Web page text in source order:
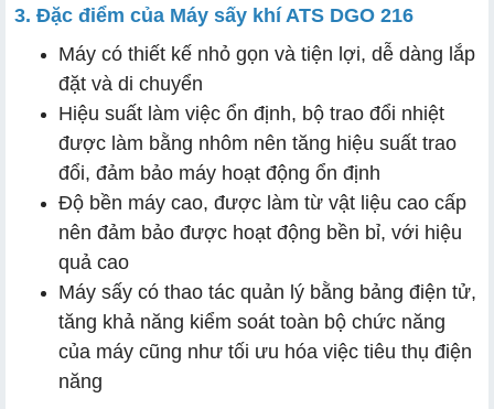
3. Đặc điểm của Máy sấy khí ATS DGO 216
Máy có thiết kế nhỏ gọn và tiện lợi, dễ dàng lắp
đặt và di chuyển
Hiệu suất làm việc ổn định, bộ trao đổi nhiệt
được làm bằng nhôm nên tăng hiệu suất trao
đổi, đảm bảo máy hoạt động ổn định
Độ bền máy cao, được làm từ vật liệu cao cấp
nên đảm bảo được hoạt động bền bỉ, với hiệu
quả cao
Máy sấy có thao tác quản lý bằng bảng điện tử,
tăng khả năng kiểm soát toàn bộ chức năng
của máy cũng như tối ưu hóa việc tiêu thụ điện
năng